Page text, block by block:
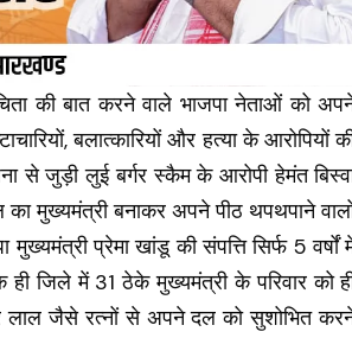
की बात करने वाले भाजपा नेताओं को
बलात्कारियों और हत्या के आरोपियों
से जुड़ी लुई बर्गर स्कैम के आरोपी हेमंत
मुख्यमंत्री बनाकर अपने पीठ थपथपाने
प्रेमा खांडू की संपत्ति सिर्फ 5 वर्षों
जिले में 31 ठेके मुख्यमंत्री के परिवार को
लाल जैसे रत्नों से अपने दल को सुशोभित